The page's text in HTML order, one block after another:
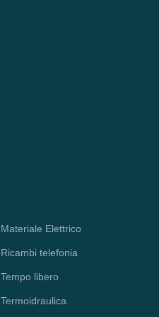
Materiale Elettrico
Ricambi telefonia
Tempo libero
Termoidraulica